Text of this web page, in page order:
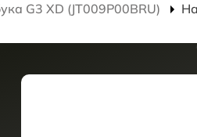
G3 XD (JT009P00BRU)